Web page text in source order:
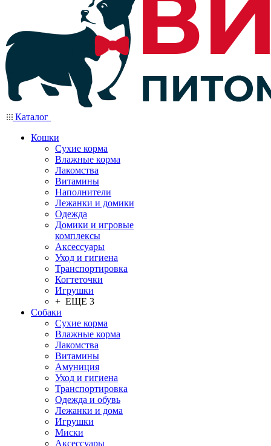
Каталог
Кошки
Сухие корма
Влажные корма
Лакомства
Витамины
Наполнители
Лежанки и домики
Одежда
Домики и игровые
комплексы
Аксессуары
Уход и гигиена
Транспортировка
Когтеточки
Игрушки
+ ЕЩЕ 3
Собаки
Сухие корма
Влажные корма
Лакомства
Витамины
Амуниция
Уход и гигиена
Транспортировка
Одежда и обувь
Лежанки и дома
Игрушки
Миски
Аксессуары